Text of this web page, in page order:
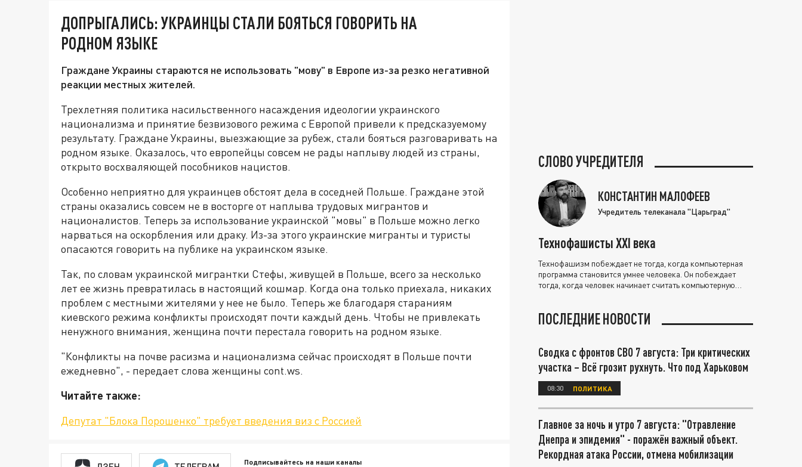
ДОПРЫГАЛИСЬ: УКРАИНЦЫ СТАЛИ БОЯТЬСЯ ГОВОРИТЬ НА
РОДНОМ ЯЗЫКЕ
Граждане Украины стараются не использовать "мову" в Европе из-за резко негативной
реакции местных жителей.
Трехлетняя политика насильственного насаждения идеологии украинского
национализма и принятие безвизового режима с Европой привели к предсказуемому
результату. Граждане Украины, выезжающие за рубеж, стали бояться разговаривать на
родном языке. Оказалось, что европейцы совсем не рады наплыву людей из страны,
открыто восхваляющей пособников нацистов.
Особенно неприятно для украинцев обстоят дела в соседней Польше. Граждане этой
страны оказались совсем не в восторге от наплыва трудовых мигрантов и
националистов. Теперь за использование украинской "мовы" в Польше можно легко
нарваться на оскорбления или драку. Из-за этого украинские мигранты и туристы
опасаются говорить на публике на украинском языке.
Так, по словам украинской мигрантки Стефы, живущей в Польше, всего за несколько
лет ее жизнь превратилась в настоящий кошмар. Когда она только приехала, никаких
проблем с местными жителями у нее не было. Теперь же благодаря стараниям
киевского режима конфликты происходят почти каждый день. Чтобы не привлекать
ненужного внимания, женщина почти перестала говорить на родном языке.
"Конфликты на почве расизма и национализма сейчас происходят в Польше почти
ежедневно", - передает слова женщины cont.ws.
Читайте также:
Депутат "Блока Порошенко" требует введения виз с Россией
Подписывайтесь на наши каналы
СЛОВО УЧРЕДИТЕЛЯ
КОНСТАНТИН МАЛОФЕЕВ
Учредитель телеканала "Царьград"
Технофашисты XXI века
Технофашизм побеждает не тогда, когда компьютерная
программа становится умнее человека. Он побеждает
тогда, когда человек начинает считать компьютерную
ПОСЛЕДНИЕ НОВОСТИ
Сводка с фронтов СВО 7 августа: Три критических
участка – Всё грозит рухнуть. Что под Харьковом
08:30 ПОЛИТИКА
Главное за ночь и утро 7 августа: "Отравление
Днепра и эпидемия" - поражён важный объект.
Рекордная атака России, отмена мобилизации